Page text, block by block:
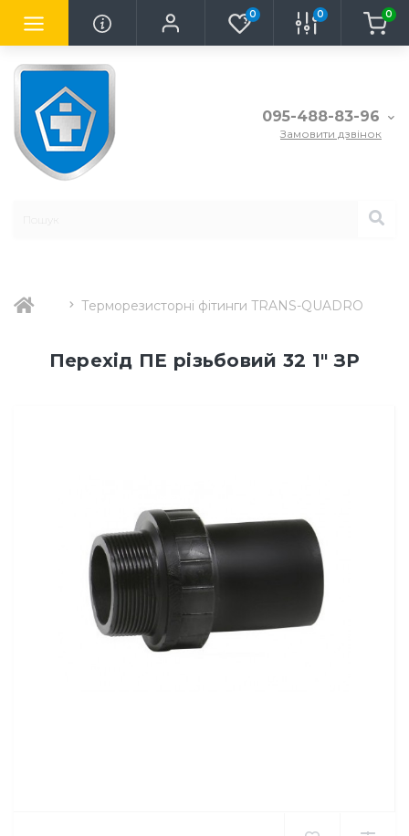
0 0 0
095-488-83-96
Замовити дзвінок
Терморезисторні фітинги TRANS-QUADRO
Перехід ПЕ різьбовий 32 1" ЗР